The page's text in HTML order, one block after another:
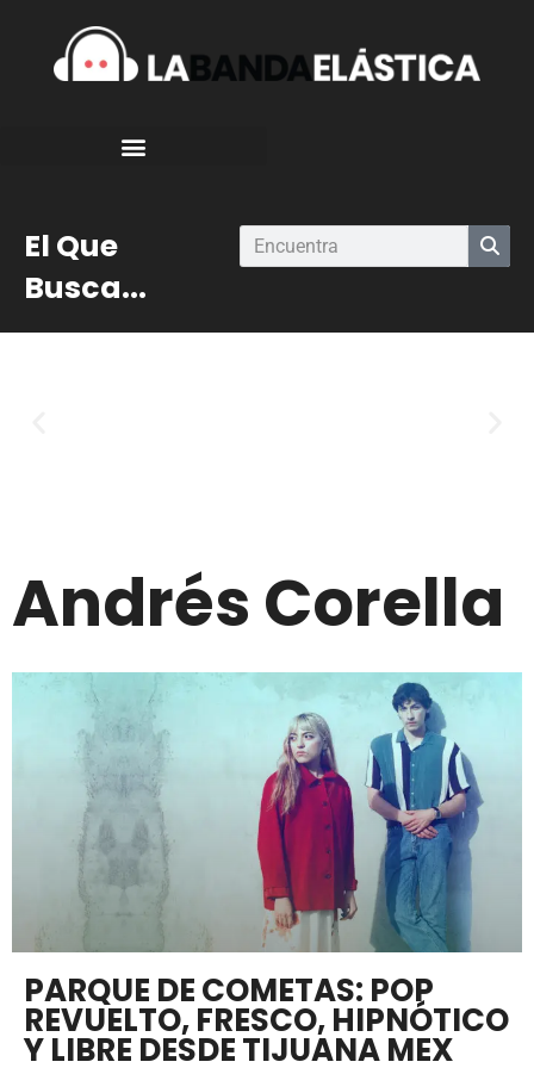
El Que
Busca...
Andrés Corella
PARQUE DE COMETAS: POP
REVUELTO, FRESCO, HIPNÓTICO
Y LIBRE DESDE TIJUANA MEX